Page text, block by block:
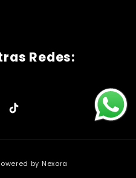
Redes:
TikTok
by Nexora